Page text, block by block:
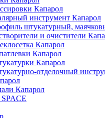
Капарол
инструмент Капарол
штукатурный,
и очистители
Капарол
Капарол
Капарол
отделочный
Капарол